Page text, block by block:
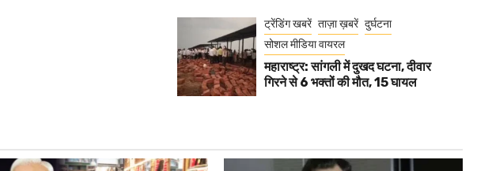
ट्रेंडिंग खबरें ताज़ा ख़बरें दुर्घटना
सोशल मीडिया वायरल
महाराष्ट्र: सांगली में दुखद घटना, दीवार
गिरने से 6 भक्तों की मौत, 15 घायल